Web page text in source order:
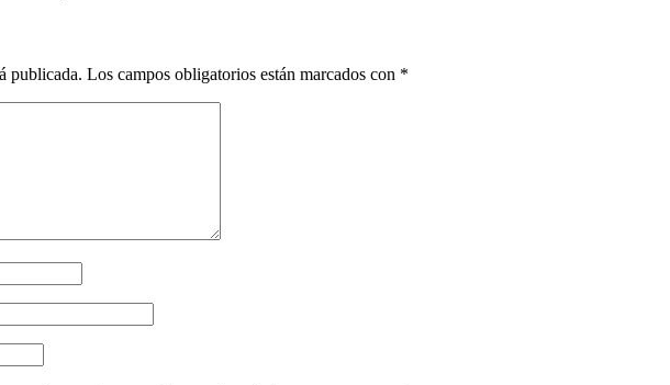
publicada. Los campos obligatorios están marcados con *